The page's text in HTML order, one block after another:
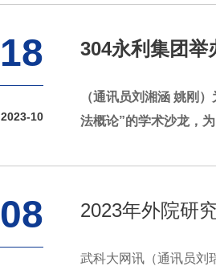
18
2023-10
304永利集团举
（通讯员刘湘涵 姚刚
法概论”的学术沙龙，
08 2023年外院研
武科大网讯（通讯员刘